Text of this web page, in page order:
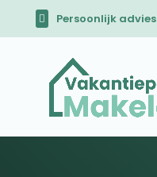
Persoonlijk advies